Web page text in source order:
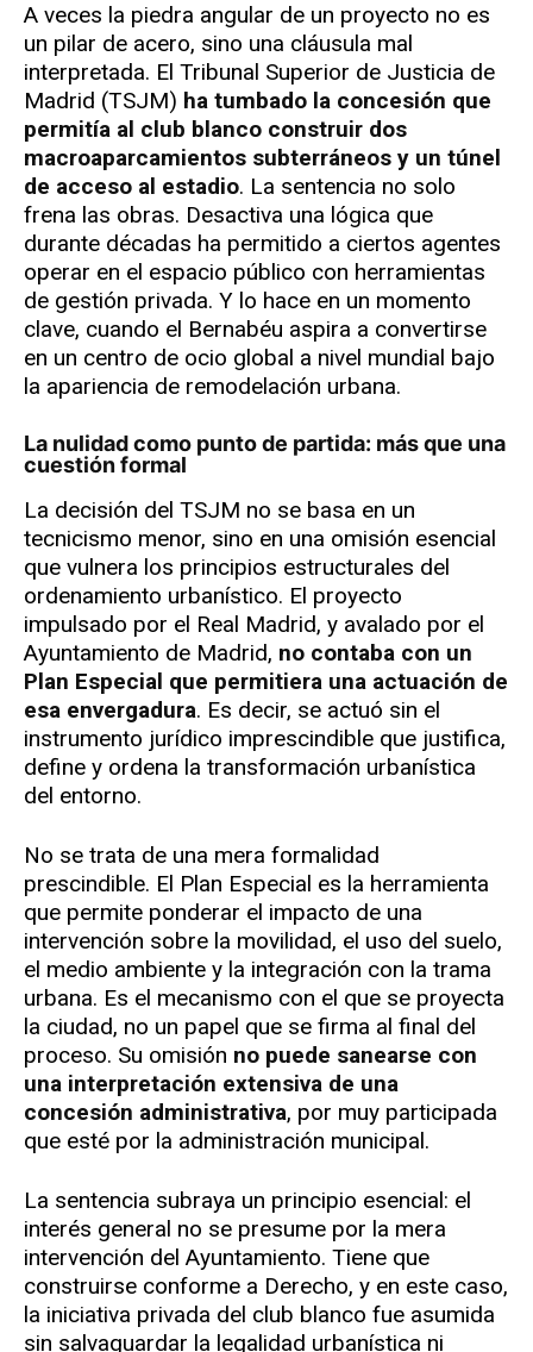
A veces la piedra angular de un proyecto no es
un pilar de acero, sino una cláusula mal
interpretada. El Tribunal Superior de Justicia de
Madrid (TSJM) ha tumbado la concesión que
permitía al club blanco construir dos
macroaparcamientos subterráneos y un túnel
de acceso al estadio. La sentencia no solo
frena las obras. Desactiva una lógica que
durante décadas ha permitido a ciertos agentes
operar en el espacio público con herramientas
de gestión privada. Y lo hace en un momento
clave, cuando el Bernabéu aspira a convertirse
en un centro de ocio global a nivel mundial bajo
la apariencia de remodelación urbana.
La nulidad como punto de partida: más que una
cuestión formal
La decisión del TSJM no se basa en un
tecnicismo menor, sino en una omisión esencial
que vulnera los principios estructurales del
ordenamiento urbanístico. El proyecto
impulsado por el Real Madrid, y avalado por el
Ayuntamiento de Madrid, no contaba con un
Plan Especial que permitiera una actuación de
esa envergadura. Es decir, se actuó sin el
instrumento jurídico imprescindible que justifica,
define y ordena la transformación urbanística
del entorno.
No se trata de una mera formalidad
prescindible. El Plan Especial es la herramienta
que permite ponderar el impacto de una
intervención sobre la movilidad, el uso del suelo,
el medio ambiente y la integración con la trama
urbana. Es el mecanismo con el que se proyecta
la ciudad, no un papel que se firma al final del
proceso. Su omisión no puede sanearse con
una interpretación extensiva de una
concesión administrativa, por muy participada
que esté por la administración municipal.
La sentencia subraya un principio esencial: el
interés general no se presume por la mera
intervención del Ayuntamiento. Tiene que
construirse conforme a Derecho, y en este caso,
la iniciativa privada del club blanco fue asumida
sin salvaguardar la legalidad urbanística ni